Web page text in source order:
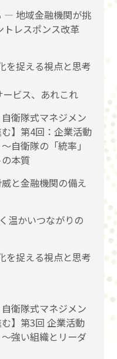
― 地域金融機関が挑
トレスポンス改革
を捉える視点と思考
ビス、あれこれ
衛隊式マネジメン
】第4回：企業活動
自衛隊の「統率」
本質
と金融機関の備え
温かいつながりの
を捉える視点と思考
衛隊式マネジメン
】第3回 企業活動
強い組織とリーダ